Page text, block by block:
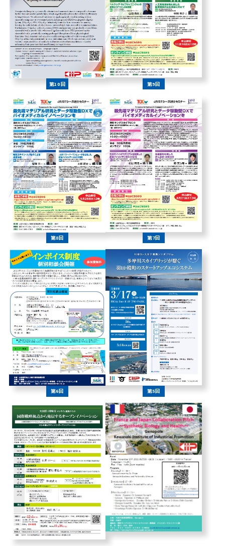
第10回 第9回
第8回 第7回
第6回 第5回